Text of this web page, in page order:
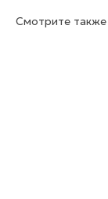
Смотрите также